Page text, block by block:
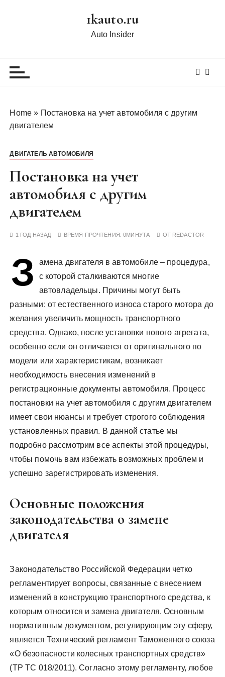
1kauto.ru
Auto Insider
Home » Постановка на учет автомобиля с другим
двигателем
ДВИГАТЕЛЬ АВТОМОБИЛЯ
Постановка на учет
автомобиля с другим
двигателем
1 ГОД НАЗАД ВРЕМЯ ПРОЧТЕНИЯ:0МИНУТА ОТ REDACTOR
З
амена двигателя в автомобиле – процедура,
с которой сталкиваются многие
автовладельцы. Причины могут быть
разными: от естественного износа старого мотора до
желания увеличить мощность транспортного
средства. Однако, после установки нового агрегата,
особенно если он отличается от оригинального по
модели или характеристикам, возникает
необходимость внесения изменений в
регистрационные документы автомобиля. Процесс
постановки на учет автомобиля с другим двигателем
имеет свои нюансы и требует строгого соблюдения
установленных правил. В данной статье мы
подробно рассмотрим все аспекты этой процедуры,
чтобы помочь вам избежать возможных проблем и
успешно зарегистрировать изменения.
Основные положения
законодательства о замене
двигателя
Законодательство Российской Федерации четко
регламентирует вопросы, связанные с внесением
изменений в конструкцию транспортного средства, к
которым относится и замена двигателя. Основным
нормативным документом, регулирующим эту сферу,
является Технический регламент Таможенного союза
«О безопасности колесных транспортных средств»
(ТР ТС 018/2011). Согласно этому регламенту, любое